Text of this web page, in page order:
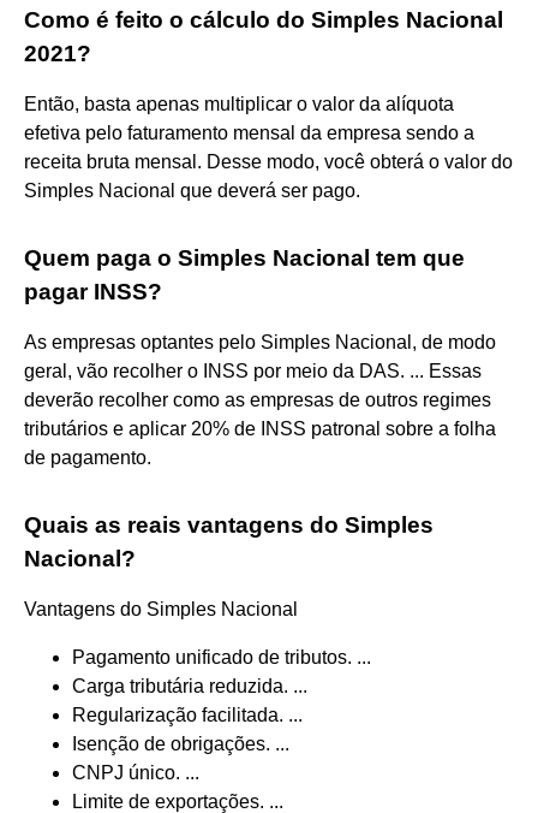
Como é feito o cálculo do Simples Nacional
2021?
Então, basta apenas multiplicar o valor da alíquota
efetiva pelo faturamento mensal da empresa sendo a
receita bruta mensal. Desse modo, você obterá o valor do
Simples Nacional que deverá ser pago.
Quem paga o Simples Nacional tem que
pagar INSS?
As empresas optantes pelo Simples Nacional, de modo
geral, vão recolher o INSS por meio da DAS. ... Essas
deverão recolher como as empresas de outros regimes
tributários e aplicar 20% de INSS patronal sobre a folha
de pagamento.
Quais as reais vantagens do Simples
Nacional?
Vantagens do Simples Nacional
Pagamento unificado de tributos. ...
Carga tributária reduzida. ...
Regularização facilitada. ...
Isenção de obrigações. ...
CNPJ único. ...
Limite de exportações. ...